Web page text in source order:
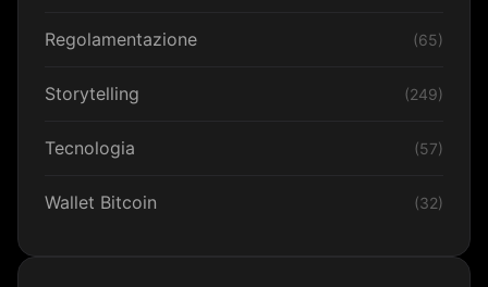
Regolamentazione (65)
Storytelling (249)
Tecnologia (57)
Wallet Bitcoin (32)